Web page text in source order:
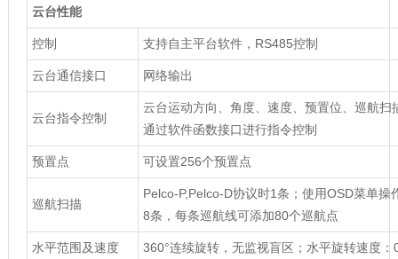
云台性能
控制 支持自主平台软件，RS485控制
云台通信接口 网络输出
云台指令控制
云台运动方向、角度、速度、预置位、巡航扫
通过软件函数接口进行指令控制
预置点 可设置256个预置点
巡航扫描
Pelco-P,Pelco-D协议时1条；使用OSD菜单操
8条，每条巡航线可添加80个巡航点
水平范围及速度 360°连续旋转，无监视盲区；水平旋转速度：